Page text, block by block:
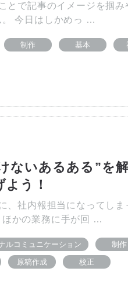
とで記事のイメージを掴み
。 今日はしかめっ …
制作 基本
ないあるある”を
う！
、社内報担当になってし
かの業務に手が回 …
ルコミュニケーション
制作
原稿作成
校正